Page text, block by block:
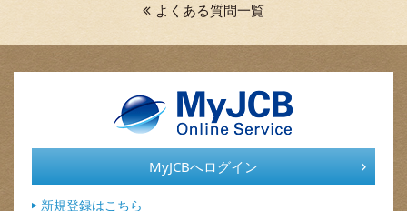
よくある質問一覧
MyJCBへログイン
新規登録はこちら